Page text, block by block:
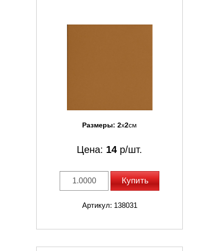
Размеры: 2x2см
Цена: 14 р/шт.
Купить
Артикул: 138031